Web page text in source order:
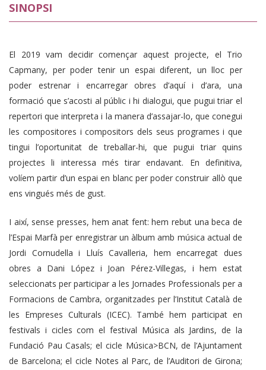
SINOPSI
El 2019 vam decidir començar aquest projecte, el Trio
Capmany, per poder tenir un espai diferent, un lloc per
poder estrenar i encarregar obres d’aquí i d’ara, una
formació que s’acosti al públic i hi dialogui, que pugui triar el
repertori que interpreta i la manera d’assajar-lo, que conegui
les compositores i compositors dels seus programes i que
tingui l’oportunitat de treballar-hi, que pugui triar quins
projectes li interessa més tirar endavant. En definitiva,
volíem partir d’un espai en blanc per poder construir allò que
ens vingués més de gust.
I així, sense presses, hem anat fent: hem rebut una beca de
l’Espai Marfà per enregistrar un àlbum amb música actual de
Jordi Cornudella i Lluís Cavalleria, hem encarregat dues
obres a Dani López i Joan Pérez-Villegas, i hem estat
seleccionats per participar a les Jornades Professionals per a
Formacions de Cambra, organitzades per l’Institut Català de
les Empreses Culturals (ICEC). També hem participat en
festivals i cicles com el festival Música als Jardins, de la
Fundació Pau Casals; el cicle Música>BCN, de l’Ajuntament
de Barcelona; el cicle Notes al Parc, de l’Auditori de Girona;